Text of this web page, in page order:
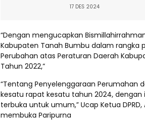
17 DES 2024
“Dengan mengucapkan
Kabupaten Tanah Bumbu dalam rangka
Perubahan atas Peraturan Daerah
Tahun 2022,”
“Tentang Penyelenggaraan Perumahan
kesatu rapat kesatu tahun 2024, dengan
terbuka untuk umum,” Ucap Ketua
membuka Paripurna